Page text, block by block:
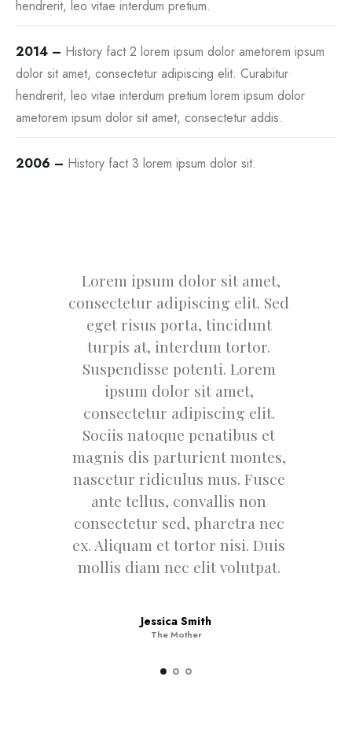
hendrerit, leo vitae interdum pretium.
2014 – History fact 2 lorem ipsum dolor ametorem ipsum
dolor sit amet, consectetur adipiscing elit. Curabitur
hendrerit, leo vitae interdum pretium lorem ipsum dolor
ametorem ipsum dolor sit amet, consectetur addis.
2006 – History fact 3 lorem ipsum dolor sit.
Lorem ipsum dolor sit amet,
consectetur adipiscing elit. Sed
eget risus porta, tincidunt
turpis at, interdum tortor.
Suspendisse potenti. Lorem
ipsum dolor sit amet,
consectetur adipiscing elit.
Sociis natoque penatibus et
magnis dis parturient montes,
nascetur ridiculus mus. Fusce
ante tellus, convallis non
consectetur sed, pharetra nec
ex. Aliquam et tortor nisi. Duis
mollis diam nec elit volutpat.
Jessica Smith
The Mother